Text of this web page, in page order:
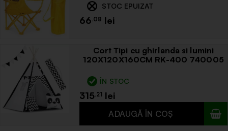
STOC EPUIZAT
66.08
Cort Tipi cu ghirlanda si lumini
120X120X160CM RK-400 740005
ÎN STOC
315 .21